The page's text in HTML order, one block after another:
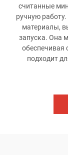
считанные
ручную
материалы,
запуска. Она
подходит